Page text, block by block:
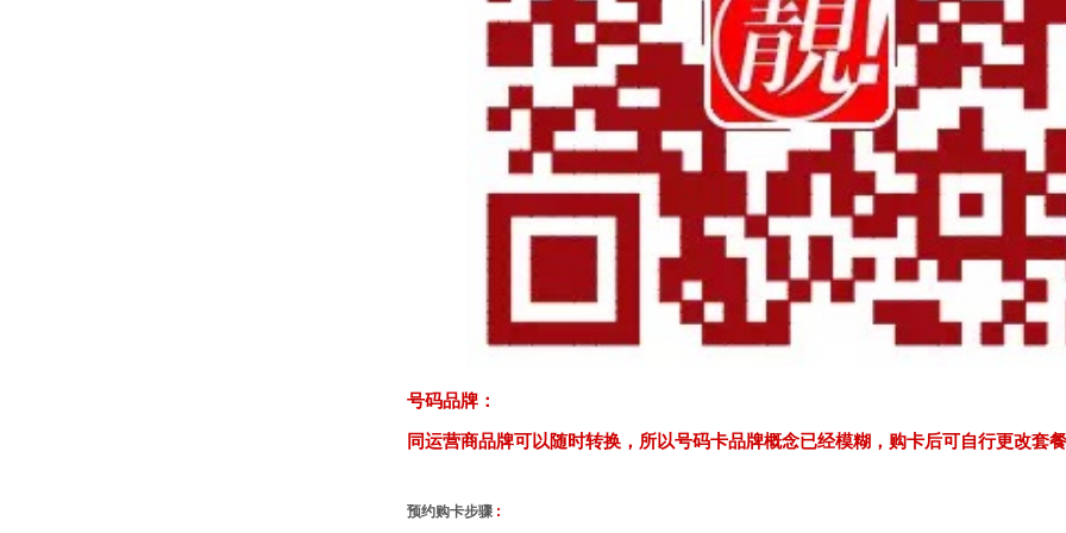
号码品牌：
同运营商品牌可以随时转换，所以号码卡品牌概念已经模糊，购卡后可自行更改套
预约购卡步骤 :